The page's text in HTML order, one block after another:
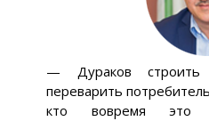
— Дураков
переварить
кто вовремя это